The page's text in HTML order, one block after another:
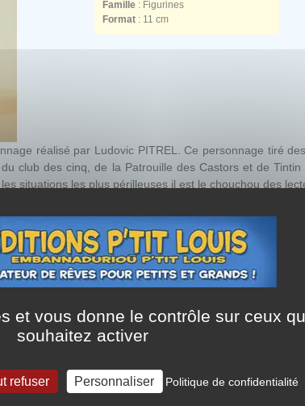
Famille: Figurines
Format: 11 cm
réalisé par Ludovic PITREL. Ce personnage tiré
club des cinq, de la Patrouille des Castors et de
situations les plus périlleuses il est le chouchou des
et vous donne le contrôle sur ceux
souhaitez activer
refuser Personnaliser Politique de confidentialité